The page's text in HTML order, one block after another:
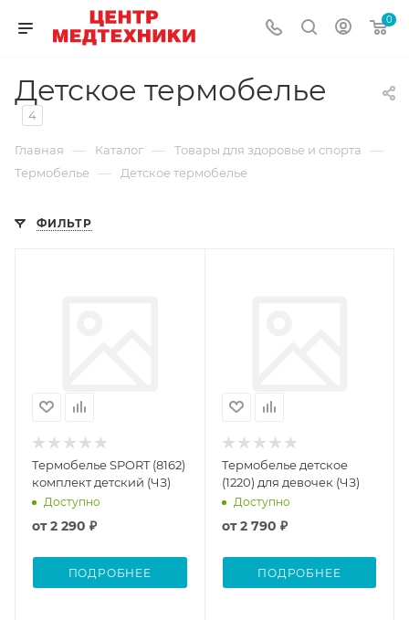
0
Детское термобелье
4
Главная — Каталог — Товары для здоровье и спорта —
Термобелье — Детское термобелье
ФИЛЬТР
Термобелье SPORT (8162)
комплект детский (ЧЗ)
Доступно
от2 290 ₽
ПОДРОБНЕЕ
Термобелье детское
(1220) для девочек (ЧЗ)
Доступно
от2 790 ₽
ПОДРОБНЕЕ